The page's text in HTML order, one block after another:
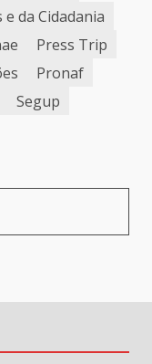
da Cidadania
Press Trip
Pronaf
Segup